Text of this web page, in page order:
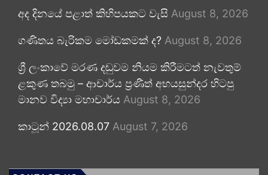
අද දිනයේ පළාත් කිහිපයකට වැසි August 8, 2026
ගණිතය බැරිකම මෝඩකමක් ද? August 8, 2026
ශ්‍රී ලංකාවේ මරණ දඬුවම නියම කිරීමටත් නැවතුම්
ළකුණ තබමු – ආචාර්ය ප්‍රණීත් අභයසුන්දර හිටපු
මානව විද්‍යා මහාචාර්ය August 8, 2026
කාටූන් 2026.08.07 August 7, 2026